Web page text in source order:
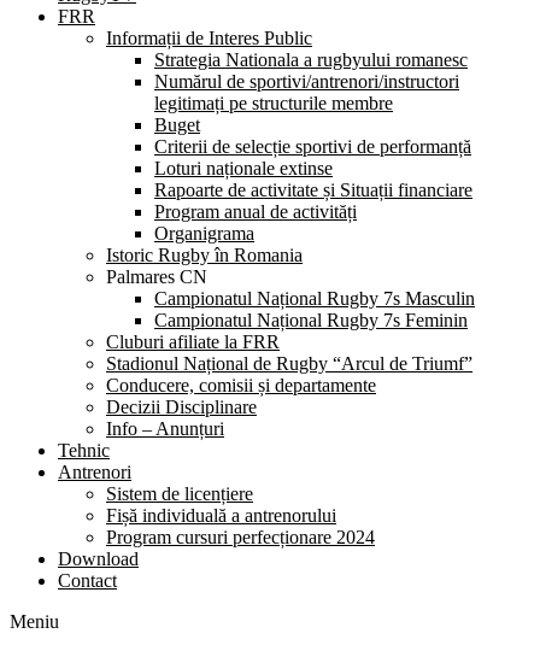
FRR
Informații de Interes Public
Strategia Nationala a rugbyului romanesc
Numărul de sportivi/antrenori/instructori
legitimați pe structurile membre
Buget
Criterii de selecție sportivi de performanță
Loturi naționale extinse
Rapoarte de activitate și Situații financiare
Program anual de activități
Organigrama
Istoric Rugby în Romania
Palmares CN
Campionatul Național Rugby 7s Masculin
Campionatul Național Rugby 7s Feminin
Cluburi afiliate la FRR
Stadionul Național de Rugby “Arcul de Triumf”
Conducere, comisii și departamente
Decizii Disciplinare
Info – Anunțuri
Tehnic
Antrenori
Sistem de licențiere
Fișă individuală a antrenorului
Program cursuri perfecționare 2024
Download
Contact
Meniu